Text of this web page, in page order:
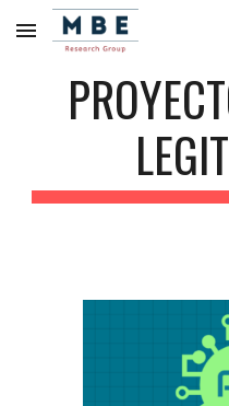
Skip to main content